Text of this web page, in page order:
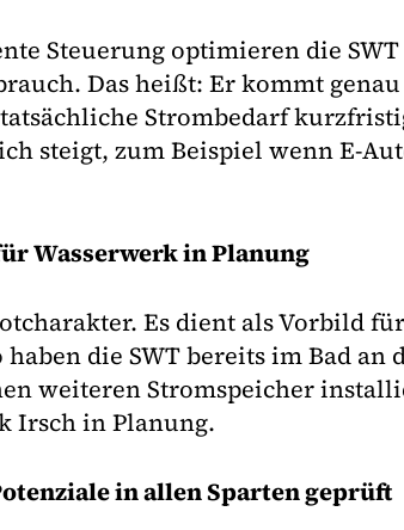
Steuerung optimieren die
Das heißt: Er kommt
Strombedarf
steigt, zum Beispiel wenn E-
Wasserwerk in Planung
Es dient als Vorbild
die SWT bereits im Bad an
weiteren Stromspeicher
Irsch in Planung.
in allen Sparten geprüft